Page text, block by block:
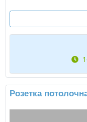
Розетка